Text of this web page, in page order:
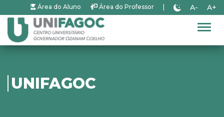
Área do Aluno Área do Professor A- A+
UNIFAGOC